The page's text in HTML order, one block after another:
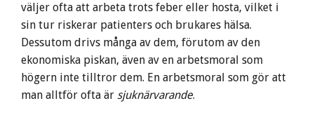
väljer ofta att arbeta trots feber eller hosta, vilket i
sin tur riskerar patienters och brukares hälsa.
Dessutom drivs många av dem, förutom av den
ekonomiska piskan, även av en arbetsmoral som
högern inte tilltror dem. En arbetsmoral som gör att
man alltför ofta är sjuknärvarande.